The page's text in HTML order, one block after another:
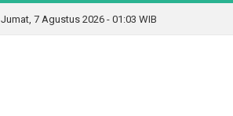
Jumat, 7 Agustus 2026 - 01:03 WIB